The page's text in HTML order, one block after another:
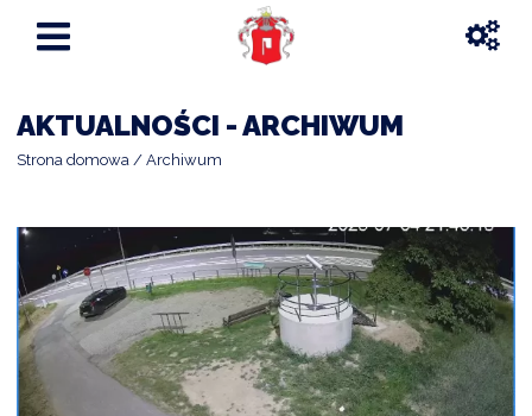
AKTUALNOŚCI - ARCHIWUM
Strona domowa Archiwum